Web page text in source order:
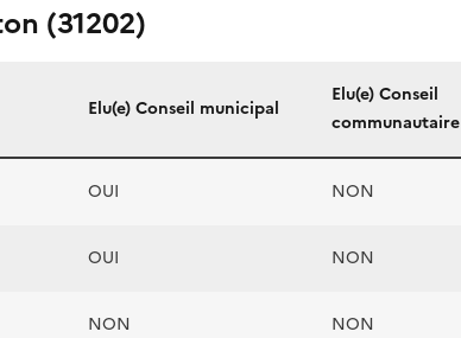
(31202)
Elu(e) Conseil municipal
Elu(e) Conseil
communautaire
OUI NON
OUI NON
NON NON